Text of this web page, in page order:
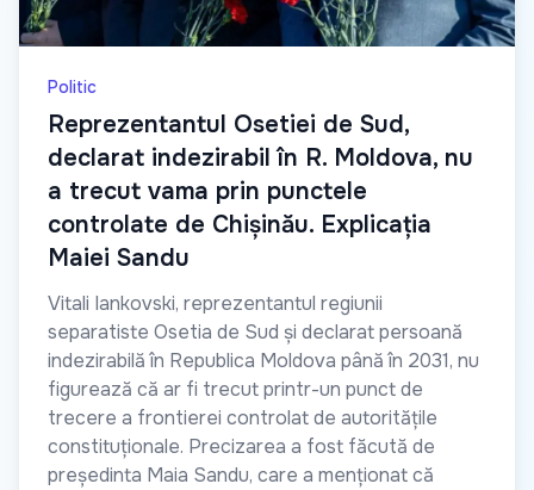
Politic
Reprezentantul Osetiei de Sud,
declarat indezirabil în R. Moldova, nu
a trecut vama prin punctele
controlate de Chișinău. Explicația
Maiei Sandu
Vitali Iankovski, reprezentantul regiunii
separatiste Osetia de Sud și declarat persoană
indezirabilă în Republica Moldova până în 2031, nu
figurează că ar fi trecut printr-un punct de
trecere a frontierei controlat de autoritățile
constituționale. Precizarea a fost făcută de
președinta Maia Sandu, care a menționat că